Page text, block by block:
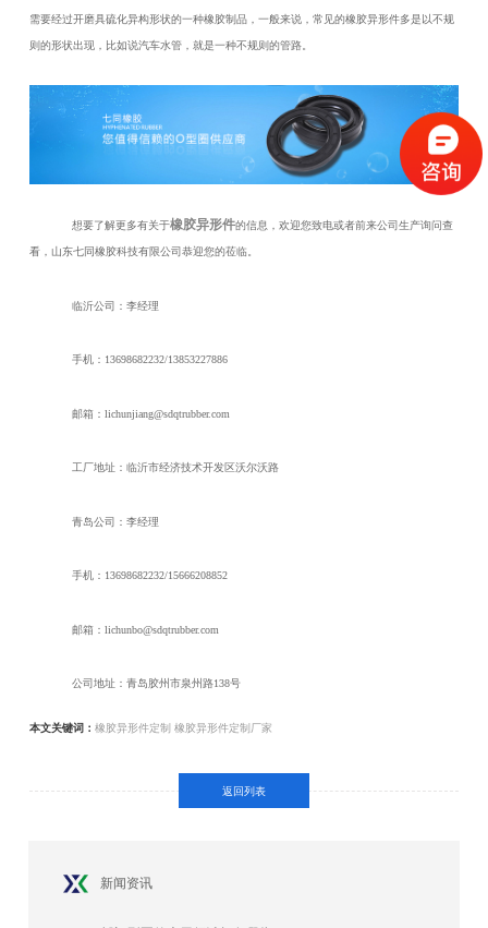
需要经过开磨具硫化异构形状的一种橡胶制品，一般来说，常见的橡胶异形件多是以不规
则的形状出现，比如说汽车水管，就是一种不规则的管路。
想要了解更多有关于橡胶异形件的信息，欢迎您致电或者前来公司生产询问查
看，山东七同橡胶科技有限公司恭迎您的莅临。
临沂公司：李经理
手机：13698682232/13853227886
邮箱：lichunjiang@sdqtrubber.com
工厂地址：临沂市经济技术开发区沃尔沃路
青岛公司：李经理
手机：13698682232/15666208852
邮箱：lichunbo@sdqtrubber.com
公司地址：青岛胶州市泉州路138号
本文关键词： 橡胶异形件定制 橡胶异形件定制厂家
返回列表
新闻资讯